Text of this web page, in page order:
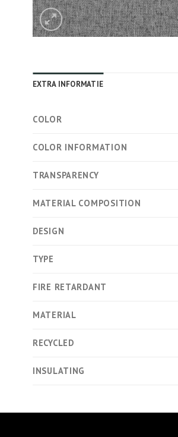
EXTRA INFORMATIE
COLOR
COLOR INFORMATION
TRANSPARENCY
MATERIAL COMPOSITION
DESIGN
TYPE
FIRE RETARDANT
MATERIAL
RECYCLED
INSULATING